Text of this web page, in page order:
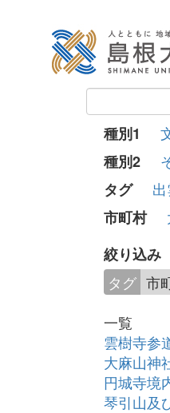
種別1
種別2
タグ
市町村
絞り込み
タグ 市
一覧
雲樹寺参
大麻山神
円城寺境
琴引山及